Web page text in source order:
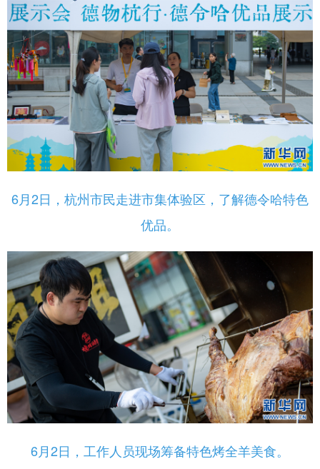
6月2日，杭州市民走进市集体验区，了解德令哈特色
优品。
6月2日，工作人员现场筹备特色烤全羊美食。